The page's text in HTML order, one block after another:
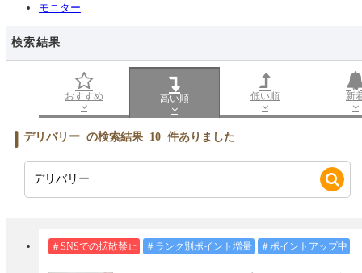
モニター
検索結果
おすすめ 高い順 低い順 新
デリバリー の検索結果 10 件ありました
＃SNSでの拡散禁止 ＃ランク別ポイント増量 ＃ポイントアップ中